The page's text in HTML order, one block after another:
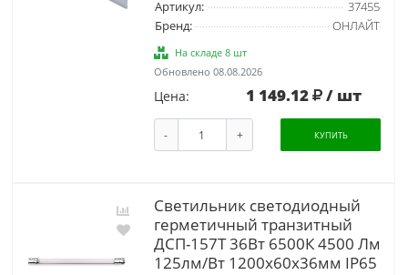
Артикул:
37455
Бренд:
ОНЛАЙТ
На складе 8 шт
Обновлено 08.08.2026
Цена: 1 149.12 / шт
- + КУПИТЬ
Светильник светодиодный
герметичный транзитный
ДСП-157Т 36Вт 6500К 4500 Лм
125лм/Вт 1200х60х36мм IP65